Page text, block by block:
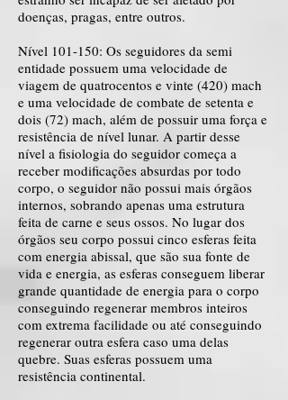
doenças, pragas, entre outros.
Nível 101-150: Os seguidores da semi
entidade possuem uma velocidade de
viagem de quatrocentos e vinte (420) mach
e uma velocidade de combate de setenta e
dois (72) mach, além de possuir uma força e
resistência de nível lunar. A partir desse
nível a fisiologia do seguidor começa a
receber modificações absurdas por todo
corpo, o seguidor não possui mais órgãos
internos, sobrando apenas uma estrutura
feita de carne e seus ossos. No lugar dos
órgãos seu corpo possui cinco esferas feita
com energia abissal, que são sua fonte de
vida e energia, as esferas conseguem liberar
grande quantidade de energia para o corpo
conseguindo regenerar membros inteiros
com extrema facilidade ou até conseguindo
regenerar outra esfera caso uma delas
quebre. Suas esferas possuem uma
resistência continental.